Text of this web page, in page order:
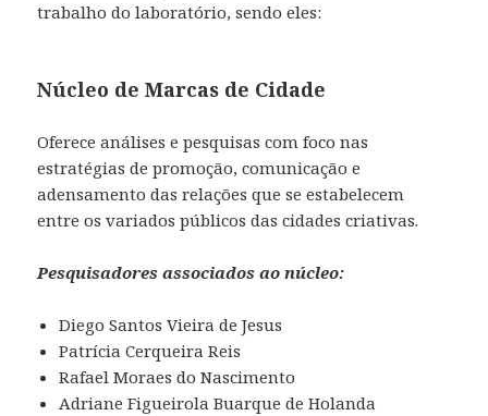
trabalho do laboratório, sendo eles:
Núcleo de Marcas de Cidade
Oferece análises e pesquisas com foco nas
estratégias de promoção, comunicação e
adensamento das relações que se estabelecem
entre os variados públicos das cidades criativas.
Pesquisadores associados ao núcleo:
Diego Santos Vieira de Jesus
Patrícia Cerqueira Reis
Rafael Moraes do Nascimento
Adriane Figueirola Buarque de Holanda